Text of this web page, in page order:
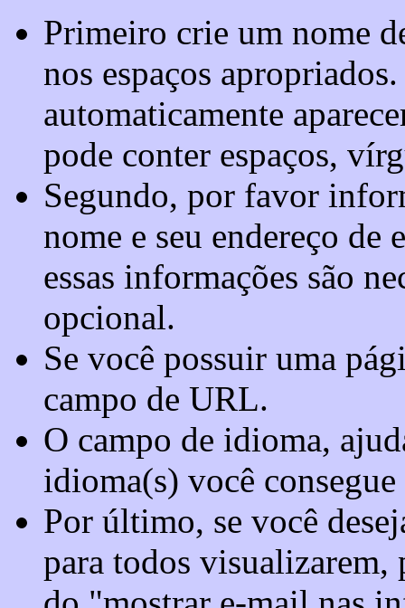
Primeiro crie um nome
nos espaços
automaticamente
pode conter espaços,
Segundo, por favor
nome e seu endereço de
essas informações são
opcional.
Se você possuir uma
campo de URL.
O campo de idioma,
idioma(s) você consegue
Por último, se você
para todos